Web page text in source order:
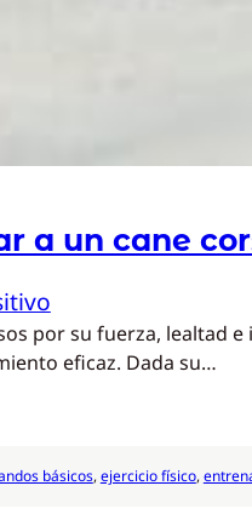
a un cane
por su fuerza, lealtad
eficaz. Dada su…
básicos, ejercicio físico,